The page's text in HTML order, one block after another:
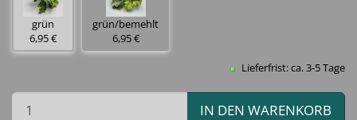
grün
6,95 €
grün/bemehlt
6,95 €
Lieferfrist: ca. 3-5 Tage
IN DEN WARENKORB